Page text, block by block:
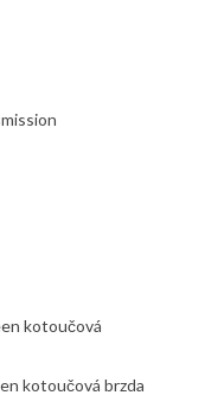
kotoučová
kotoučová brzda